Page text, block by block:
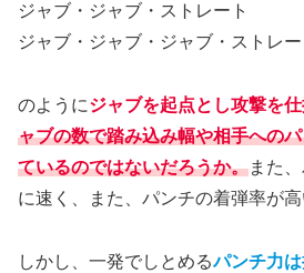
ジャブ・ジャブ・ストレート
ジャブ・ジャブ・ジャブ・ストレー
のようにジャブを起点とし攻撃を
ャブの数で踏み込み幅や相手への
ているのではないだろうか。また
に速く、また、パンチの着弾率が高
しかし、一発でしとめるパンチ力